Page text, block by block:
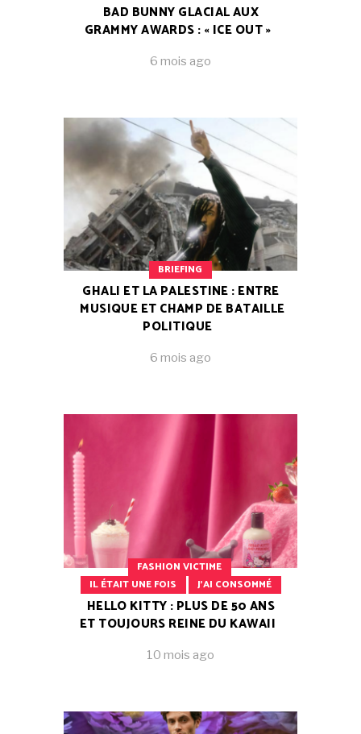
BAD BUNNY GLACIAL AUX
GRAMMY AWARDS : « ICE OUT »
6 mois ago
BRIEFING
GHALI ET LA PALESTINE : ENTRE
MUSIQUE ET CHAMP DE BATAILLE
POLITIQUE
6 mois ago
FASHION VICTIME
IL ÉTAIT UNE FOIS
J'AI CONSOMMÉ
HELLO KITTY : PLUS DE 50 ANS
ET TOUJOURS REINE DU KAWAII
10 mois ago